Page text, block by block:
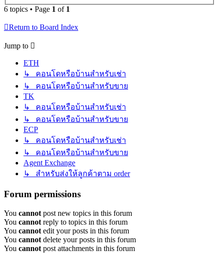
6 topics • Page 1 of 1
Return to Board Index
Jump to
ETH
↳ คอนโดหรือบ้านสำหรับเช่า
↳ คอนโดหรือบ้านสำหรับขาย
TK
↳ คอนโดหรือบ้านสำหรับเช่า
↳ คอนโดหรือบ้านสำหรับขาย
ECP
↳ คอนโดหรือบ้านสำหรับเช่า
↳ คอนโดหรือบ้านสำหรับขาย
Agent Exchange
↳ สำหรับส่งให้ลูกค้าตาม order
Forum permissions
You cannot post new topics in this forum
You cannot reply to topics in this forum
You cannot edit your posts in this forum
You cannot delete your posts in this forum
You cannot post attachments in this forum